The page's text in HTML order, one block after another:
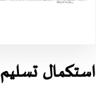
استكمال تسليم